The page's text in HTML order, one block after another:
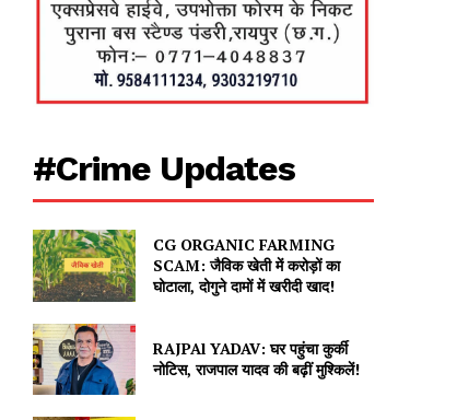
#Crime Updates
CG ORGANIC FARMING
SCAM: जैविक खेती में करोड़ों का
घोटाला, दोगुने दामों में खरीदी खाद!
RAJPAl YADAV: घर पहुंचा कुर्की
नोटिस, राजपाल यादव की बढ़ीं मुश्किलें!